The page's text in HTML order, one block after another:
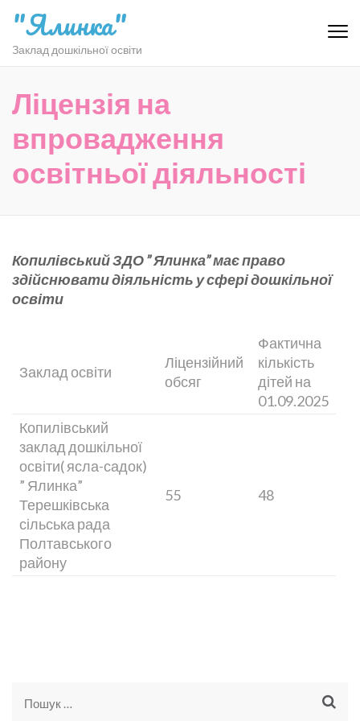
Перейти
вмісту
"Ялинка"
Заклад дошкільної освіти
Ліцензія на
впровадження
освітньої діяльності
Копилівський ЗДО ” Ялинка” має право
здійснювати діяльність у сфері дошкільної
освіти
Заклад освіти
Ліцензійний
обсяг
Фактична
кількість
дітей на
01.09.2025
Копилівський
заклад дошкільної
освіти( ясла-садок)
” Ялинка”
Терешківська
сільська рада
Полтавського
району
55 48
Пошук: